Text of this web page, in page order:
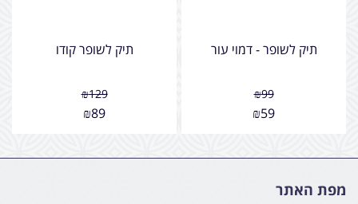
תיק לשופר - דמוי עור
₪99
₪59
תיק לשופר קודו
₪129
₪89
מפת האתר